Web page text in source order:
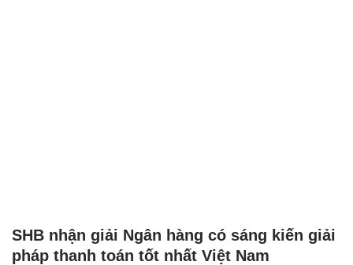
SHB nhận giải Ngân hàng có sáng kiến giải
pháp thanh toán tốt nhất Việt Nam